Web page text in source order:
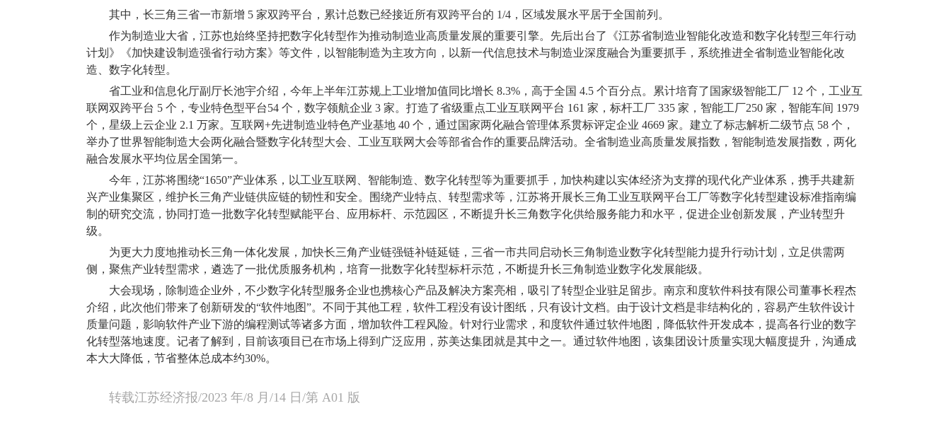
其中，长三角三省一市新增 5 家双跨平台，累计总数已经接近所有双跨平台的 1/4 ，区域发展水平居于全国前列。
作为制造业大省，江苏也始终坚持把数字化转型作为推动制造业高质量发展的重要引擎。先后出台了《江苏省制造业智能化改造和数字化转型三年行动
计划》《加快建设制造强省行动方案》等文件，以智能制造为主攻方向，以新一代信息技术与制造业深度融合为重要抓手，系统推进全省制造业智能化改
造、数字化转型。
省工业和信息化厅副厅长池宇介绍，今年上半年江苏规上工业增加值同比增长 8.3% ，高于全国 4.5 个百分点。累计培育了国家级智能工厂 12 个，工业互
联网双跨平台 5 个，专业特色型平台54 个，数字领航企业 3 家。打造了省级重点工业互联网平台 161 家，标杆工厂 335 家，智能工厂250 家，智能车间 1979
个，星级上云企业 2.1 万家。互联网+先进制造业特色产业基地 40 个，通过国家两化融合管理体系贯标评定企业 4669 家。建立了标志解析二级节点 58 个，
举办了世界智能制造大会两化融合暨数字化转型大会、工业互联网大会等部省合作的重要品牌活动。全省制造业高质量发展指数，智能制造发展指数，两化
融合发展水平均位居全国第一。
今年，江苏将围绕“1650”产业体系，以工业互联网、智能制造、数字化转型等为重要抓手，加快构建以实体经济为支撑的现代化产业体系，携手共建新
兴产业集聚区，维护长三角产业链供应链的韧性和安全。围绕产业特点、转型需求等，江苏将开展长三角工业互联网平台工厂等数字化转型建设标准指南编
制的研究交流，协同打造一批数字化转型赋能平台、应用标杆、示范园区，不断提升长三角数字化供给服务能力和水平，促进企业创新发展，产业转型升
级。
为更大力度地推动长三角一体化发展，加快长三角产业链强链补链延链，三省一市共同启动长三角制造业数字化转型能力提升行动计划，立足供需两
侧，聚焦产业转型需求，遴选了一批优质服务机构，培育一批数字化转型标杆示范，不断提升长三角制造业数字化发展能级。
大会现场，除制造企业外，不少数字化转型服务企业也携核心产品及解决方案亮相，吸引了转型企业驻足留步。南京和度软件科技有限公司董事长程杰
介绍，此次他们带来了创新研发的“软件地图”。不同于其他工程，软件工程没有设计图纸，只有设计文档。由于设计文档是非结构化的，容易产生软件设计
质量问题，影响软件产业下游的编程测试等诸多方面，增加软件工程风险。针对行业需求，和度软件通过软件地图，降低软件开发成本，提高各行业的数字
化转型落地速度。记者了解到，目前该项目已在市场上得到广泛应用，苏美达集团就是其中之一。通过软件地图，该集团设计质量实现大幅度提升，沟通成
本大大降低，节省整体总成本约30%。
转载江苏经济报/2023 年/8 月 /14 日 /第 A01 版